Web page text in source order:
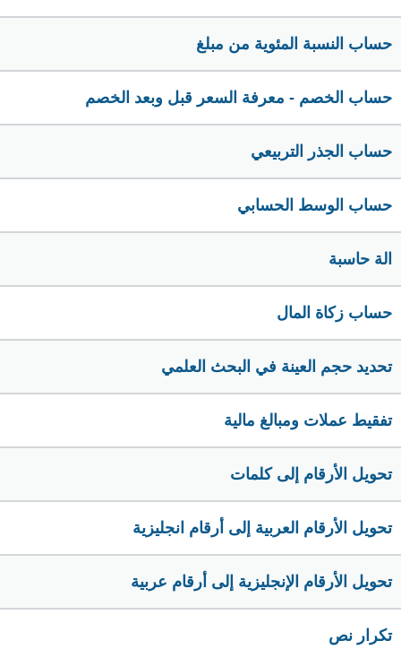
حساب النسبة المئوية من مبلغ
حساب الخصم - معرفة السعر قبل وبعد الخصم
حساب الجذر التربيعي
حساب الوسط الحسابي
الة حاسبة
حساب زكاة المال
تحديد حجم العينة في البحث العلمي
تفقيط عملات ومبالغ مالية
تحويل الأرقام إلى كلمات
تحويل الأرقام العربية إلى أرقام انجليزية
تحويل الأرقام الإنجليزية إلى أرقام عربية
تكرار نص